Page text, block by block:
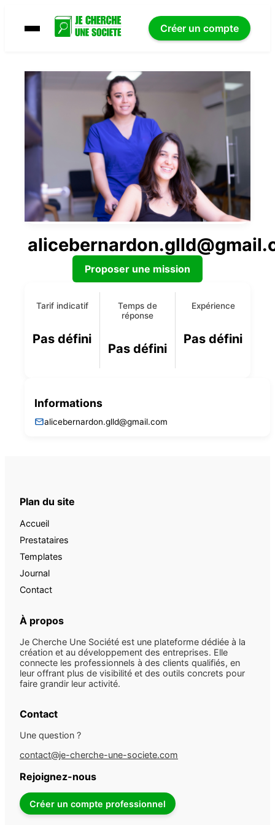
Créer un compte
Proposer une mission
Tarif indicatif
Pas défini
Temps de
réponse
Pas défini
Expérience
Pas défini
Informations
alicebernardon.glld@gmail.com
Plan du site
Accueil
Prestataires
Templates
Journal
Contact
À propos
Je Cherche Une Société est une plateforme dédiée à la
création et au développement des entreprises. Elle
connecte les professionnels à des clients qualifiés, en
leur offrant plus de visibilité et des outils concrets pour
faire grandir leur activité.
Contact
Une question ?
contact@je-cherche-une-societe.com
Rejoignez-nous
Créer un compte professionnel